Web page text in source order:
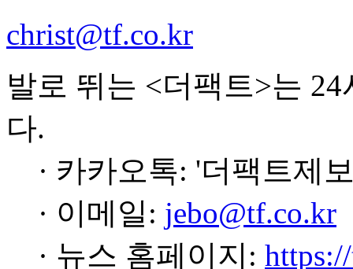
christ@tf.co.kr
발로 뛰는 <더팩트>는
다.
· 카카오톡: '더팩트제
· 이메일: jebo@tf.co.kr
· 뉴스 홈페이지: